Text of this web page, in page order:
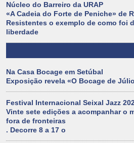
Núcleo do Barreiro da URAP
«A Cadeia do Forte de Peniche» de
Resistentes o exemplo de como foi
liberdade
Na Casa Bocage em Setúbal
Exposição revela «O Bocage de
Festival Internacional Seixal Jazz
Vinte sete edições a acompanhar o
fora de fronteiras
. Decorre 8 a 17 o